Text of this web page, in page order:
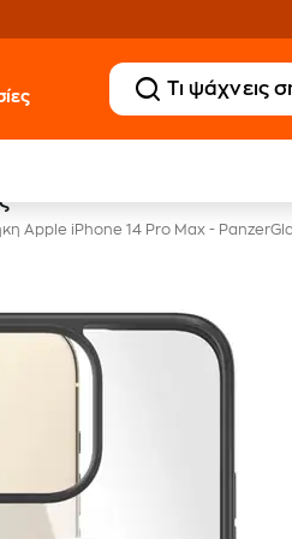
Apple iPhone 14 Pro Max -